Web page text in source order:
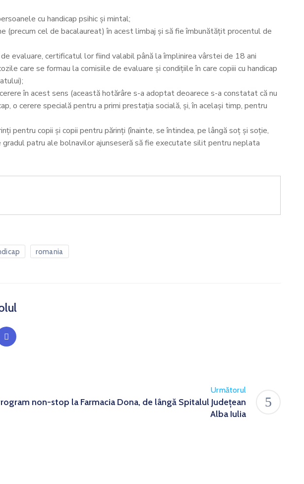
cu handicap psihic și mintal;
(precum cel de bacalaureat) în acest limbaj și să fie îmbunătățit procentul de
evaluare, certificatul lor fiind valabil până la împlinirea vârstei de 18 ani
care se formau la comisiile de evaluare și condițiile în care copiii cu handicap
în acest sens (această hotărâre s-a adoptat deoarece s-a constatat că nu
o cerere specială pentru a primi prestația socială, și, în același timp, pentru
pentru copii și copii pentru părinți (înainte, se întindea, pe lângă soț și soție,
gradul patru ale bolnavilor ajunseseră să fie executate silit pentru neplata
romania
Următorul
non-stop la Farmacia Dona, de lângă Spitalul Județean
Alba Iulia